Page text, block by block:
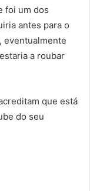
foi um dos
antes para o
eventualmente
a roubar
que está
do seu